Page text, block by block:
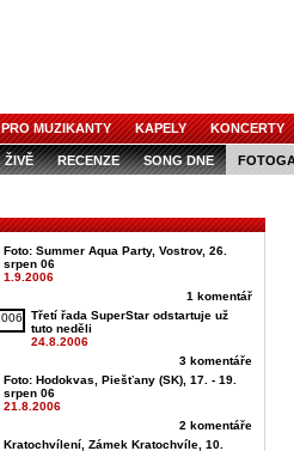
PRO MUZIKANTY KAPELY KONCERTY
ŽIVĚ RECENZE SONG DNE
Foto: Summer Aqua Party, Vostrov, 26.
srpen 06
1.9.2006
1 komentář
Třetí řada SuperStar odstartuje už
tuto neděli
24.8.2006
3 komentáře
Foto: Hodokvas, Piešťany (SK), 17. - 19.
srpen 06
21.8.2006
2 komentáře
Kratochvílení, Zámek Kratochvíle, 10.